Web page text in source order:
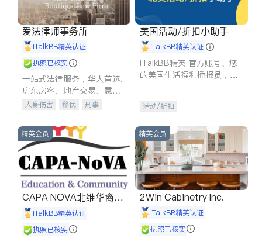
爱法律师事务所
iTalkBB精英认证
执照已核实
一站式法律服务，华人首选.
房东房客、地产交易、意外
伤害、车祸重伤、商业诉
建筑合同、刑事案件全包办
人身伤害 移民
刑事
信托/遗嘱
商业
索赔
律师-其它 保释
美国活动/折扣小助手
iTalkBB精英认证
iTalkBB精英 官方账号。您
的美国生活福利播报员，精
专属福利。
活动/折扣
精英会员
CAPA NOVA北维华裔家
长会iTalkBB精英认证
执照已核实
精英会员
2Win Cabinetry Inc.
iTalkBB精英认证
执照已核实